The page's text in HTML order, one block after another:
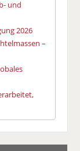
und
2026
–